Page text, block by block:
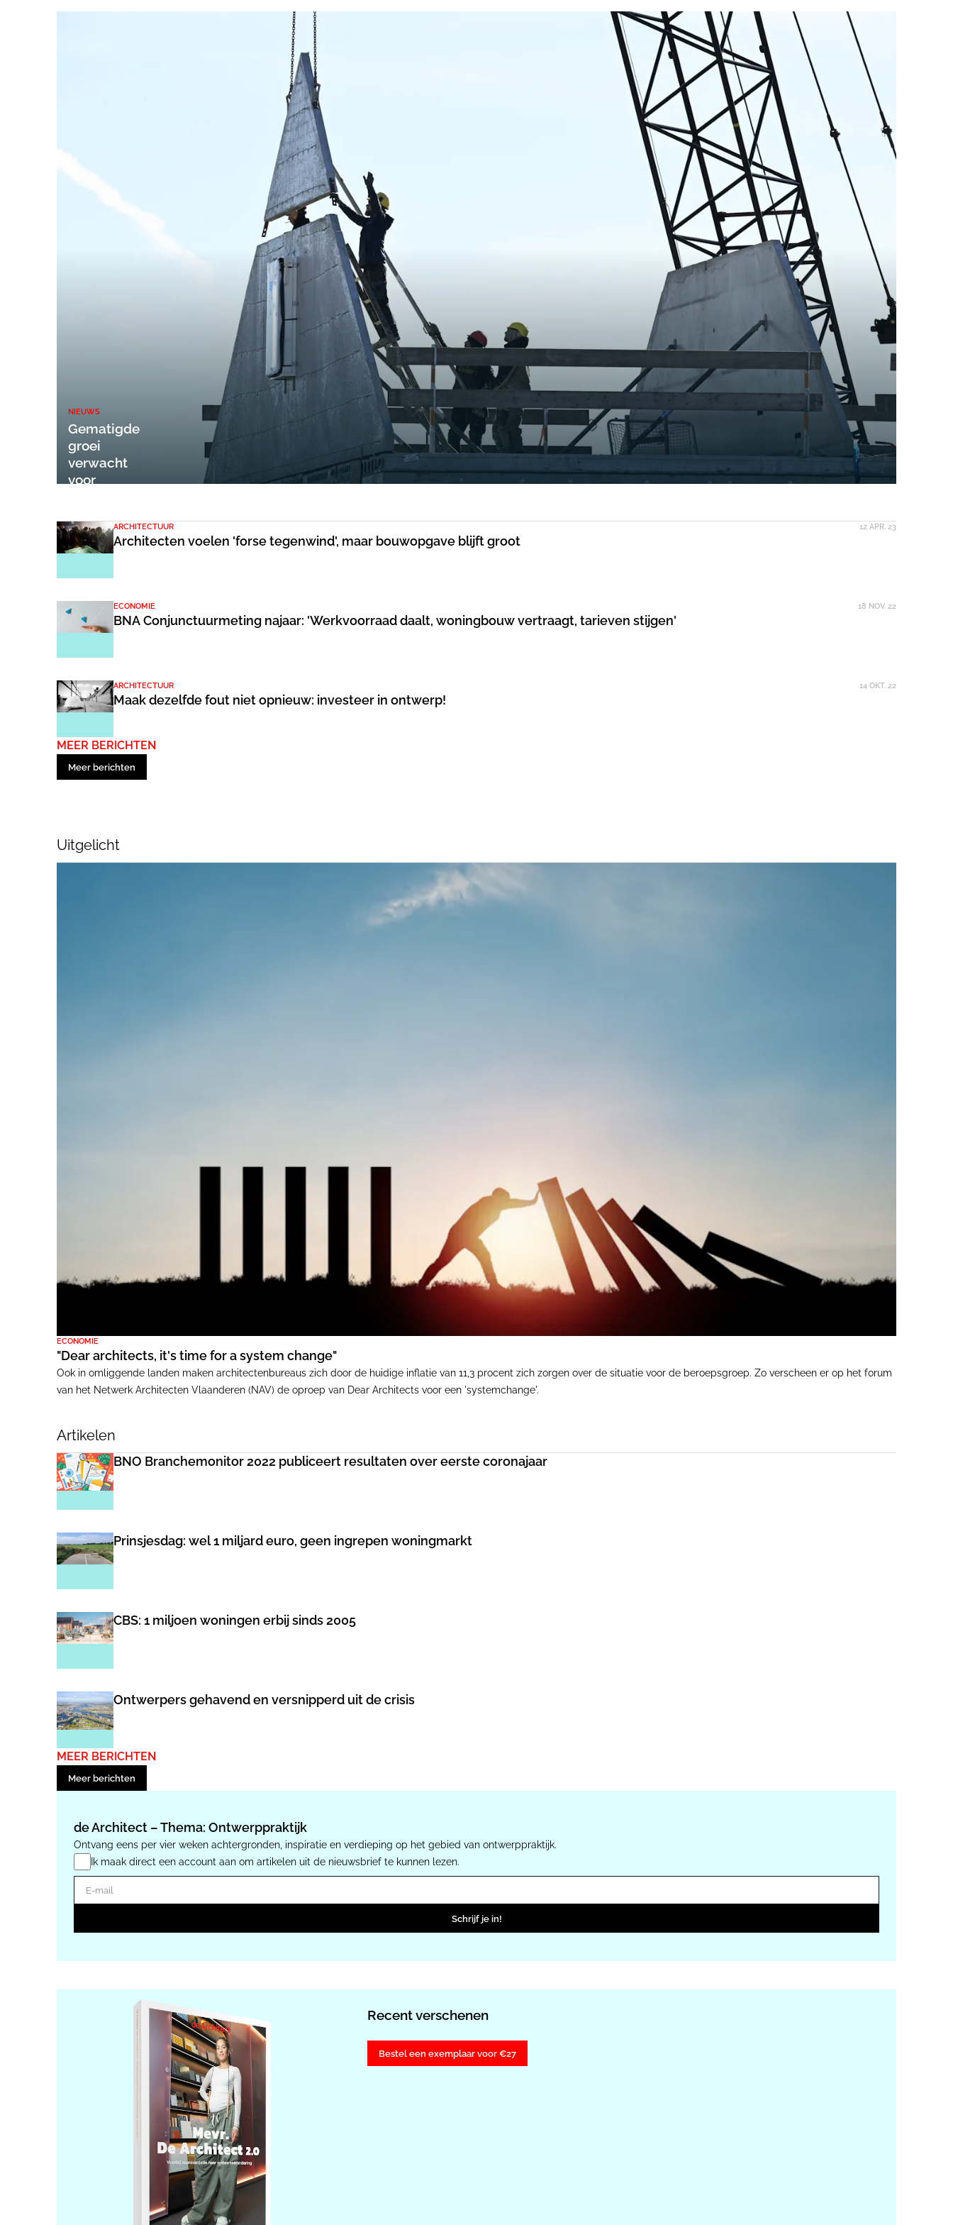
NIEUWS
Gematigde
groei
verwacht
voor
ARCHITECTUUR 12 APR. 23
Architecten voelen 'forse tegenwind', maar bouwopgave blijft groot
ECONOMIE 18 NOV. 22
BNA Conjunctuurmeting najaar: 'Werkvoorraad daalt, woningbouw vertraagt, tarieven stijgen'
ARCHITECTUUR 14 OKT. 22
Maak dezelfde fout niet opnieuw: investeer in ontwerp!
MEER BERICHTEN
Meer berichten
Uitgelicht
ECONOMIE
"Dear architects, it's time for a system change"
Ook in omliggende landen maken architectenbureaus zich door de huidige inflatie van 11,3 procent zich zorgen over de situatie voor de beroepsgroep. Zo verscheen er op het forum
van het Netwerk Architecten Vlaanderen (NAV) de oproep van Dear Architects voor een 'systemchange'.
Artikelen
BNO Branchemonitor 2022 publiceert resultaten over eerste coronajaar
Prinsjesdag: wel 1 miljard euro, geen ingrepen woningmarkt
CBS: 1 miljoen woningen erbij sinds 2005
Ontwerpers gehavend en versnipperd uit de crisis
MEER BERICHTEN
Meer berichten
de Architect – Thema: Ontwerppraktijk
Ontvang eens per vier weken achtergronden, inspiratie en verdieping op het gebied van ontwerppraktijk.
Ik maak direct een account aan om artikelen uit de nieuwsbrief te kunnen lezen.
E-mail
Schrijf je in!
Recent verschenen
Bestel een exemplaar voor €27